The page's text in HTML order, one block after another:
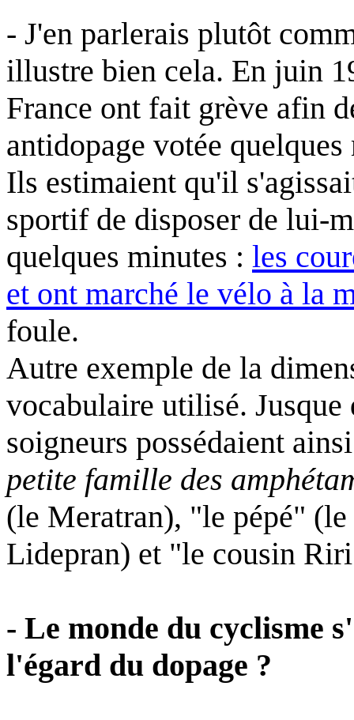
- J'en parlerais plutôt
illustre bien cela. En juin
France ont fait grève afin
antidopage votée
Ils estimaient qu'il
sportif de disposer de lui-
quelques minutes : les
et ont marché le vélo à la
foule.
Autre exemple de la
vocabulaire utilisé. Jusque
soigneurs possédaient
petite famille des
(le Meratran), "le pépé"
Lidepran) et "le cousin
- Le monde du cyclisme
l'égard du dopage ?